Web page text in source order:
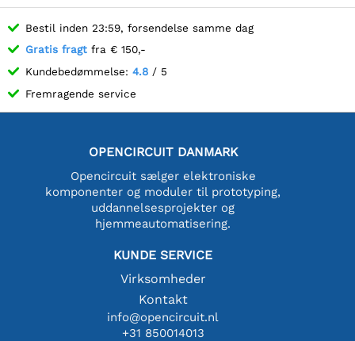
Bestil inden 23:59, forsendelse samme dag
Gratis fragt fra € 150,-
Kundebedømmelse: 4.8 / 5
Fremragende service
OPENCIRCUIT DANMARK
Opencircuit sælger elektroniske
komponenter og moduler til prototyping,
uddannelsesprojekter og
hjemmeautomatisering.
KUNDE SERVICE
Virksomheder
Kontakt
info@opencircuit.nl
+31 850014013